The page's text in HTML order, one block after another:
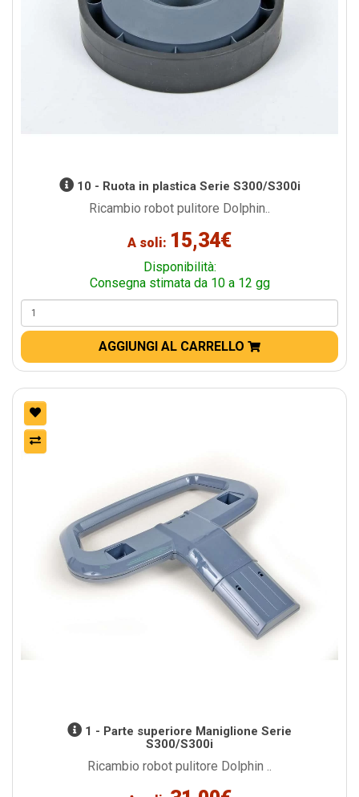
10 - Ruota in plastica Serie S300/S300i
Ricambio robot pulitore Dolphin..
A soli: 15,34€
Disponibilità:
Consegna stimata da 10 a 12 gg
AGGIUNGI AL CARRELLO
1 - Parte superiore Maniglione Serie
S300/S300i
Ricambio robot pulitore Dolphin ..